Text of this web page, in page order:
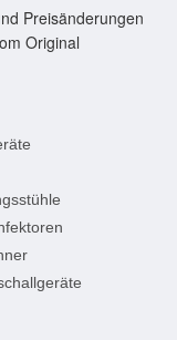
Preisänderungen
Original